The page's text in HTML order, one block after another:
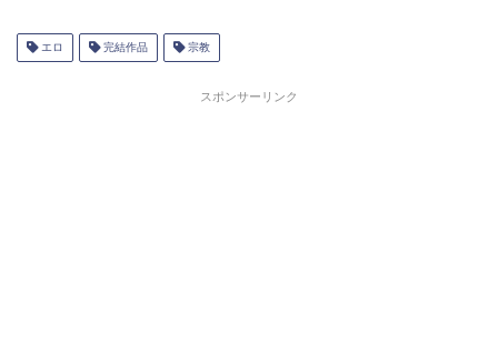
エロ 完結作品 宗教
スポンサーリンク